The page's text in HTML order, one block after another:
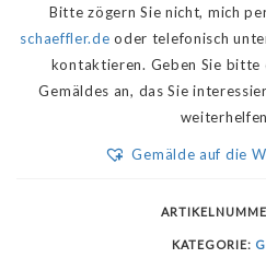
Bitte zögern Sie nicht, mich
schaeffler.de oder telefonisch
kontaktieren. Geben Sie bitte
Gemäldes an, das Sie
Gemälde auf die
KATEGORIE: